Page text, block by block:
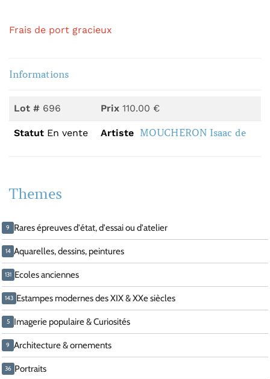
Frais de port gracieux
Informations
Lot # 696 Prix 110.00 €
Statut En vente Artiste MOUCHERON Isaac de
Themes
9 Rares épreuves d'état, d'essai ou d'atelier
14 Aquarelles, dessins, peintures
131 Ecoles anciennes
143 Estampes modernes des XIX & XXe siècles
5 Imagerie populaire & Curiosités
9 Architecture & ornements
36 Portraits